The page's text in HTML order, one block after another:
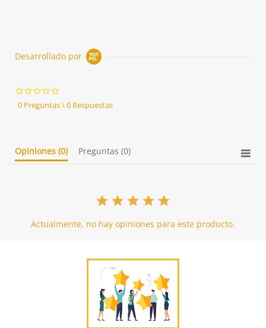
Desarrollado por
star
rating
0 Preguntas \ 0 Respuestas
Opiniones (0) Preguntas (0)
Actualmente, no hay opiniones para este producto.